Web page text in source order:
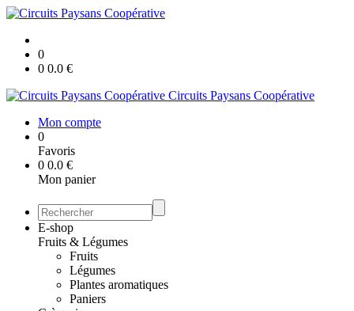
0
0 0.0 €
Circuits Paysans Coopérative
Mon compte
0
Favoris
0 0.0 €
Mon panier
E-shop
Fruits & Légumes
Fruits
Légumes
Plantes aromatiques
Paniers